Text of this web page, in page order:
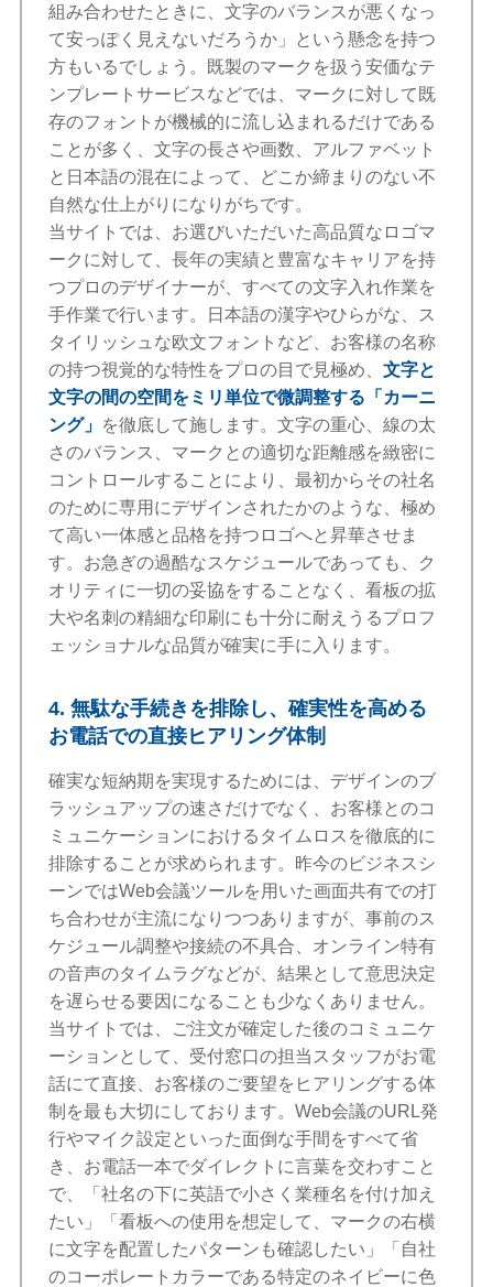
組み合わせたときに、文字のバランスが悪くなっ
て安っぽく見えないだろうか」という懸念を持つ
方もいるでしょう。既製のマークを扱う安価なテ
ンプレートサービスなどでは、マークに対して既
存のフォントが機械的に流し込まれるだけである
ことが多く、文字の長さや画数、アルファベット
と日本語の混在によって、どこか締まりのない不
自然な仕上がりになりがちです。
当サイトでは、お選びいただいた高品質なロゴマ
ークに対して、長年の実績と豊富なキャリアを持
つプロのデザイナーが、すべての文字入れ作業を
手作業で行います。日本語の漢字やひらがな、ス
タイリッシュな欧文フォントなど、お客様の名称
の持つ視覚的な特性をプロの目で見極め、文字と
文字の間の空間をミリ単位で微調整する「カーニ
ング」 を徹底して施します。文字の重心、線の太
さのバランス、マークとの適切な距離感を緻密に
コントロールすることにより、最初からその社名
のために専用にデザインされたかのような、極め
て高い一体感と品格を持つロゴへと昇華させま
す。お急ぎの過酷なスケジュールであっても、ク
オリティに一切の妥協をすることなく、看板の拡
大や名刺の精細な印刷にも十分に耐えうるプロフ
ェッショナルな品質が確実に手に入ります。
4. 無駄な手続きを排除し、確実性を高める
お電話での直接ヒアリング体制
確実な短納期を実現するためには、デザインのブ
ラッシュアップの速さだけでなく、お客様とのコ
ミュニケーションにおけるタイムロスを徹底的に
排除することが求められます。昨今のビジネスシ
ーンではWeb会議ツールを用いた画面共有での打
ち合わせが主流になりつつありますが、事前のス
ケジュール調整や接続の不具合、オンライン特有
の音声のタイムラグなどが、結果として意思決定
を遅らせる要因になることも少なくありません。
当サイトでは、ご注文が確定した後のコミュニケ
ーションとして、受付窓口の担当スタッフがお電
話にて直接、お客様のご要望をヒアリングする体
制を最も大切にしております。Web会議のURL発
行やマイク設定といった面倒な手間をすべて省
き、お電話一本でダイレクトに言葉を交わすこと
で、「社名の下に英語で小さく業種名を付け加え
たい」「看板への使用を想定して、マークの右横
に文字を配置したパターンも確認したい」「自社
のコーポレートカラーである特定のネイビーに色